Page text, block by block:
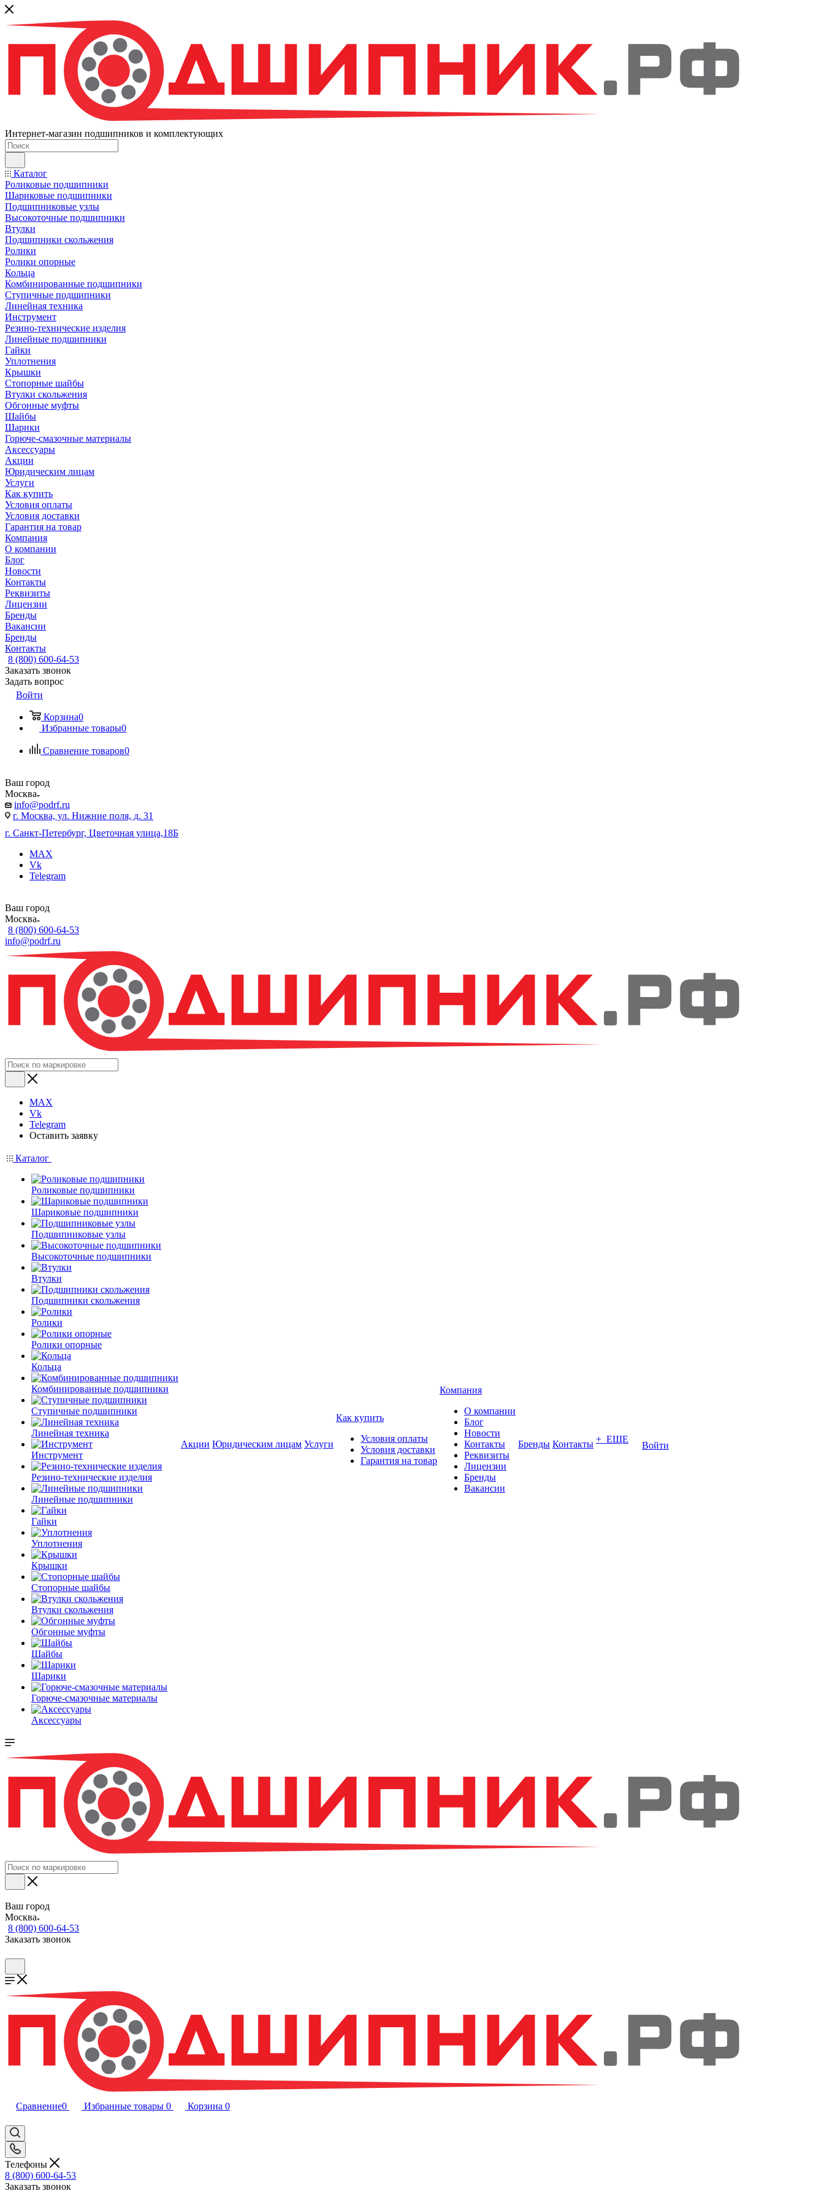
Интернет-магазин подшипников и комплектующих
Каталог
Роликовые подшипники
Шариковые подшипники
Подшипниковые узлы
Высокоточные подшипники
Втулки
Подшипники скольжения
Ролики
Ролики опорные
Кольца
Комбинированные подшипники
Ступичные подшипники
Линейная техника
Инструмент
Резино-технические изделия
Линейные подшипники
Гайки
Уплотнения
Крышки
Стопорные шайбы
Втулки скольжения
Обгонные муфты
Шайбы
Шарики
Горюче-смазочные материалы
Аксессуары
Акции
Юридическим лицам
Услуги
Как купить
Условия оплаты
Условия доставки
Гарантия на товар
Компания
О компании
Блог
Новости
Контакты
Реквизиты
Лицензии
Бренды
Вакансии
Бренды
Контакты
8 (800) 600-64-53
Заказать звонок
Задать вопрос
Войти
Корзина0
Избранные товары0
Сравнение товаров0
Ваш город
Москва
info@podrf.ru
г. Москва, ул. Нижние поля, д. 31
г. Санкт-Петербург, Цветочная улица,18Б
MAX
Vk
Telegram
Ваш город
Москва
8 (800) 600-64-53
info@podrf.ru
MAX
Vk
Telegram
Оставить заявку
Каталог
Роликовые подшипники
Шариковые подшипники
Подшипниковые узлы
Высокоточные подшипники
Втулки
Подшипники скольжения
Ролики
Ролики опорные
Кольца
Комбинированные подшипники
Ступичные подшипники
Линейная техника
Инструмент
Резино-технические изделия
Линейные подшипники
Гайки
Уплотнения
Крышки
Стопорные шайбы
Втулки скольжения
Обгонные муфты
Шайбы
Шарики
Горюче-смазочные материалы
Аксессуары
Акции Юридическим лицам Услуги
Как купить
Условия оплаты
Условия доставки
Гарантия на товар
Компания
О компании
Блог
Новости
Контакты
Реквизиты
Лицензии
Бренды
Вакансии
Бренды Контакты + ЕЩЕ
Войти
Ваш город
Москва
8 (800) 600-64-53
Заказать звонок
Сравнение0 Избранные товары 0 Корзина 0
Телефоны
8 (800) 600-64-53
Заказать звонок